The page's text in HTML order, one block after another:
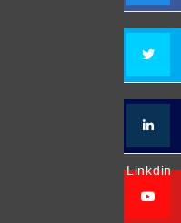
Linkdin